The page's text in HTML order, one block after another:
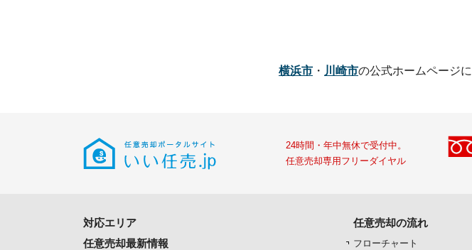
横浜市 ・ 川崎市の公式ホームページに
24時間・年中無休で受付中。
任意売却専用フリーダイヤル
対応エリア
任意売却最新情報
任意売却の流れ
フローチャート